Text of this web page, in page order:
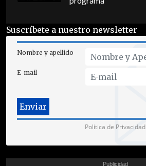
Suscríbete a nuestro newsletter
Nombre y apellido
E-mail
Política de Privacidad